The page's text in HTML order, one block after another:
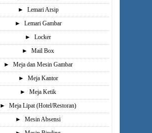
►
Lemari Arsip
►
Lemari Gambar
►
Locker
►
Mail Box
►
Meja dan Mesin Gambar
►
Meja Kantor
►
Meja Ketik
►
Meja Lipat (Hotel/Restoran)
►
Mesin Absensi